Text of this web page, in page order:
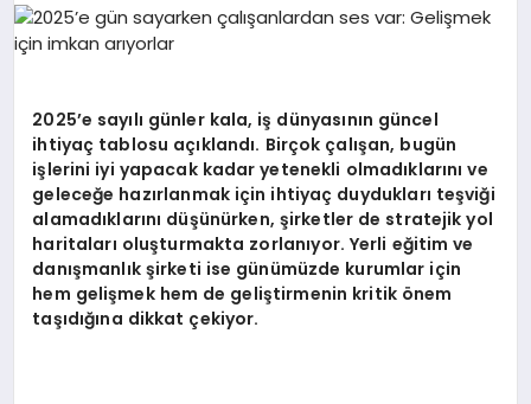
2025’e sayılı günler kala, iş dünyasının güncel
ihtiyaç tablosu açıklandı. Birçok çalışan, bugün
işlerini iyi yapacak kadar yetenekli olmadıklarını ve
geleceğe hazırlanmak için ihtiyaç duydukları teşviği
alamadıklarını düşünürken, şirketler de stratejik yol
haritaları oluşturmakta zorlanıyor. Yerli eğitim ve
danışmanlık şirketi ise günümüzde kurumlar için
hem gelişmek hem de geliştirmenin kritik önem
taşıdığına dikkat çekiyor.